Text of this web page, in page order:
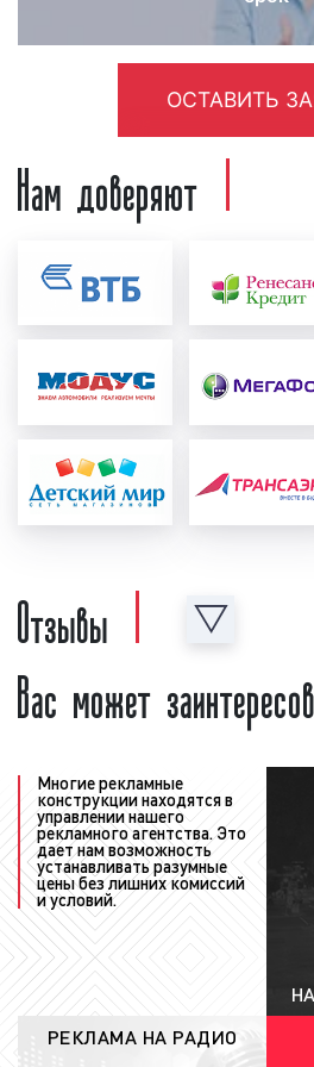
выхода рекламных роликов в
Поэтому, если вы хотите,
отдачу, а денежные
рекламу на радио,
Как разместить
«Ваня»в Екатеринбурге
разместить рекламу
Екатеринбурге? Процесс
радио «Ваня» можно
этапов:
перед тем, как
необходимо создать
рекламный ролик.
быть предоставлен как
Для создания
специалистами
предоставить
условия акции,
рекламодатель может
После создания
проверяется на
ФЗ «О рекламе ».
юристами нашей
радиостанции. При
рекламный
соответствующие
исправления с учетом
формирование
проверки рекламного
ОСТАВИТЬ
Нам доверяют
Отзывы
Вас может
Многие рекламные
конструкции находятся в
управлении нашего
рекламного агентства. Это
дает нам возможность
устанавливать разумные
цены без лишних комиссий
и условий.
РЕКЛАМА НА РАДИО